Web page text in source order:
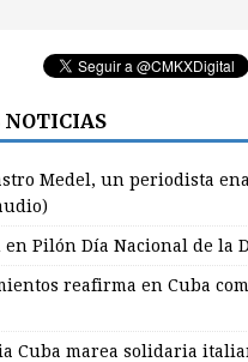
Medel, un periodista
Pilón Día Nacional de la
reafirma en Cuba
Cuba marea solidaria